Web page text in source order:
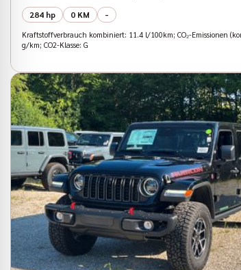
284 hp
0 KM -
Kraftstoffverbrauch kombiniert: 11.4 l/100km; CO₂-Emissionen
g/km; CO2-Klasse: G